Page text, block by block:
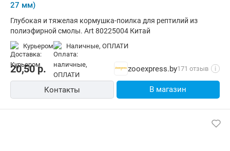
27 мм)
Глубокая и тяжелая кормушка-поилка для рептилий из
полиэфирной смолы. Art 80225004 Китай
Курьером наличные, ОПЛАТИ
20,50р. zooexpress.by171 отзыв i
Контакты В магазин